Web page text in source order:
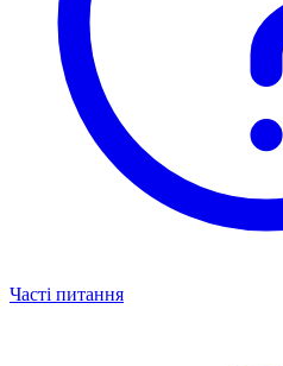
Часті питання